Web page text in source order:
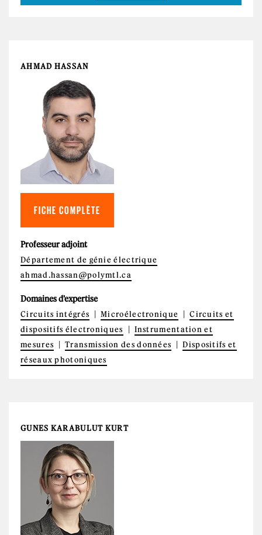
AHMAD HASSAN
FICHE COMPLÈTE
Professeur adjoint
Département de génie électrique
ahmad.hassan@polymtl.ca
Domaines d'expertise
Circuits intégrés Microélectronique
Circuits et
dispositifs électroniques
Instrumentation et
mesures
Transmission des données
Dispositifs et
réseaux photoniques
GUNES KARABULUT KURT